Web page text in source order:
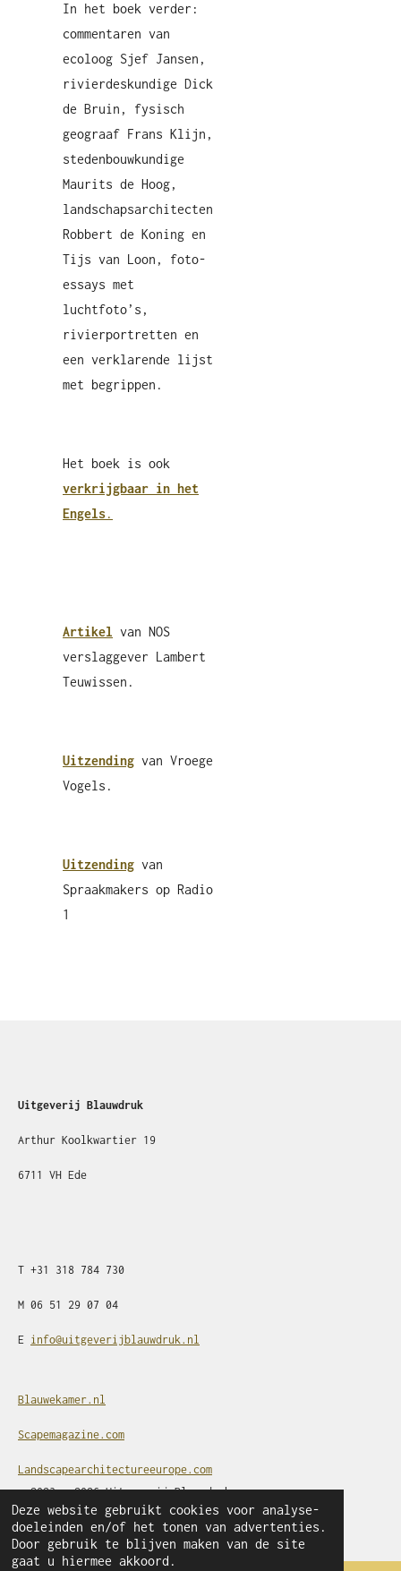
Deze website gebruikt cookies voor analyse-
doeleinden en/of het tonen van advertenties.
Door gebruik te blijven maken van de site
gaat u hiermee akkoord.
In het boek verder:
commentaren van
ecoloog Sjef Jansen,
rivierdeskundige Dick
de Bruin, fysisch
geograaf Frans Klijn,
stedenbouwkundige
Maurits de Hoog,
landschapsarchitecten
Robbert de Koning en
Tijs van Loon, foto-
essays met
luchtfoto’s,
rivierportretten en
een verklarende lijst
met begrippen.
Het boek is ook
verkrijgbaar in het
Engels.
Artikel van NOS
verslaggever Lambert
Teuwissen.
Uitzending van Vroege
Vogels.
Uitzending van
Spraakmakers op Radio
1
Uitgeverij Blauwdruk
Arthur Koolkwartier 19
6711 VH Ede
T +31 318 784 730
M 06 51 29 07 04
E info@uitgeverijblauwdruk.nl
Blauwekamer.nl
Scapemagazine.com
Landscapearchitectureeurope.com
© 2023 - 2026 Uitgeverij Blauwdruk
Powered byJouwWeb